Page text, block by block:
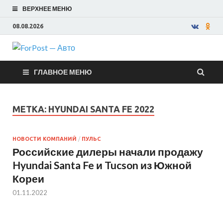
ВЕРХНЕЕ МЕНЮ
08.08.2026
ForPost —
Авто
ГЛАВНОЕ МЕНЮ
МЕТКА: HYUNDAI SANTA FE 2022
НОВОСТИ КОМПАНИЙ / ПУЛЬС
Российские дилеры начали продажу
Hyundai Santa Fe и Tucson из Южной
Кореи
01.11.2022